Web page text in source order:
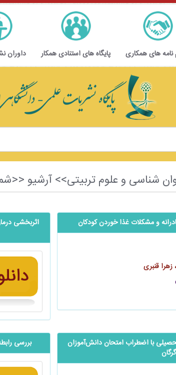
نامه های همکاری پایگاه های استنادی همکار داوران
آرشیو <<شماره 79 ، دوره اول ، سال ششم ، پاییز
و مشکلات غذا خوردن کودکان
زهرا قنبری
با اضطراب امتحان ‌‌‌دانش‌آموزان
بررسی